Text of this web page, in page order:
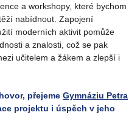
a workshopy, které bychom
nabídnout. Zapojení
moderních aktivit pomůže
a znalosti, což se pak
učitelem a žákem a zlepší i
přejeme Gymnáziu Petra
projektu i úspěch v jeho